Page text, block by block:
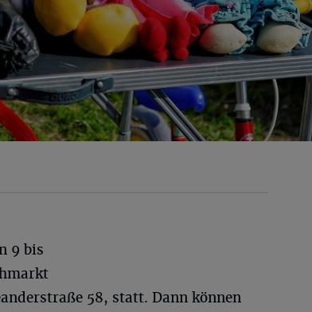
9 bis
58, statt. Dann können